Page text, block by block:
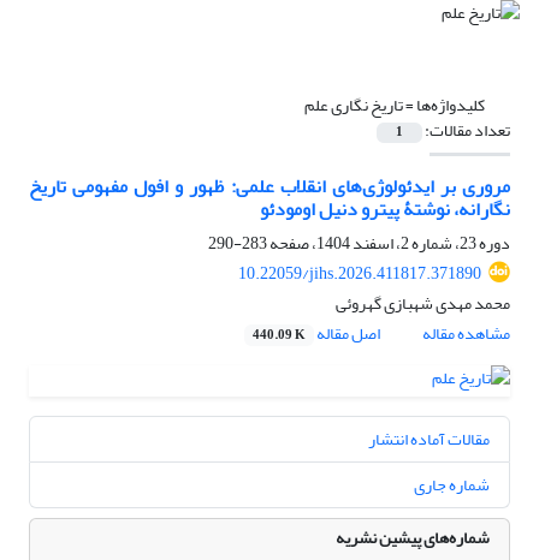
کلیدواژه‌ها =تاریخ نگاری علم
تعداد مقالات: 1
مروری بر ایدئولوژی‌های انقلاب علمی: ظهور و افول مفهومی تاریخ
نگارانه، نوشتۀ پیترو دنیل اومودئو
دوره 23، شماره 2، اسفند 1404، صفحه
283-290
10.22059/jihs.2026.411817.371890
محمد مهدی شهبازی گهروئی
مشاهده مقاله
اصل مقاله 440.09 K
مقالات آماده انتشار
شماره جاری
شماره‌های پیشین نشریه